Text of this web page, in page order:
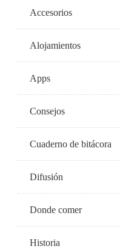
Accesorios
Alojamientos
Apps
Consejos
Cuaderno de bitácora
Difusión
Donde comer
Historia